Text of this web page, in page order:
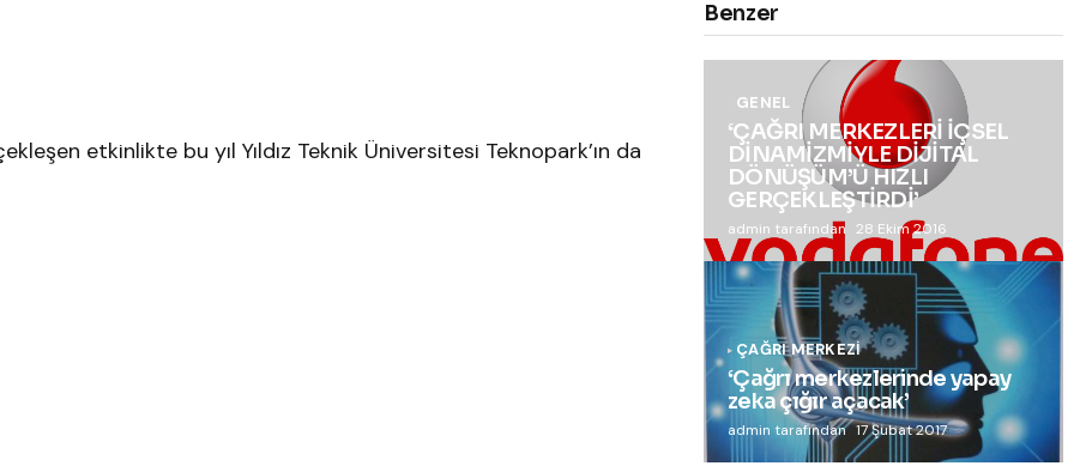
etkinlikte bu yıl Yıldız Teknik Üniversitesi Teknopark’ın da
Benzer
GENEL
‘ÇAĞRI MERKEZLERİ İÇSEL
DİNAMİZMİYLE DİJİTAL
DÖNÜŞÜM’Ü HIZLI
GERÇEKLEŞTİRDİ’
admin tarafından 28 Ekim 2016
ÇAĞRI MERKEZI
‘Çağrı merkezlerinde yapay
zeka çığır açacak’
admin tarafından 17 Şubat 2017